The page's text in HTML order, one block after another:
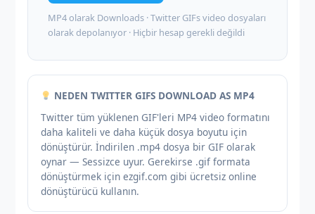
MP4 olarak Downloads · Twitter GIFs video dosyaları
olarak depolanıyor · Hiçbir hesap gerekli değildi
NEDEN TWITTER GIFS DOWNLOAD AS MP4
Twitter tüm yüklenen GIF'leri MP4 video formatını
daha kaliteli ve daha küçük dosya boyutu için
dönüştürür. İndirilen .mp4 dosya bir GIF olarak
oynar — Sessizce uyur. Gerekirse .gif formata
dönüştürmek için ezgif.com gibi ücretsiz online
dönüştürücü kullanın.